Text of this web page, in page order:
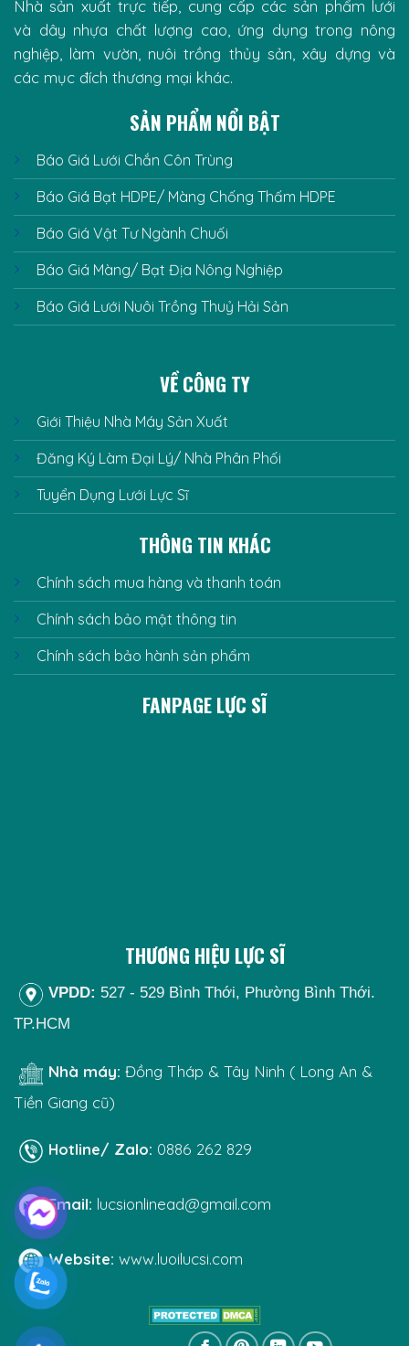
Nhà sản xuất trực tiếp, cung cấp các sản phẩm lưới
và dây nhựa chất lượng cao, ứng dụng trong nông
nghiệp, làm vườn, nuôi trồng thủy sản, xây dựng và
các mục đích thương mại khác.
SẢN PHẨM NỔI BẬT
Báo Giá Lưới Chắn Côn Trùng
Báo Giá Bạt HDPE/ Màng Chống Thấm HDPE
Báo Giá Vật Tư Ngành Chuối
Báo Giá Màng/ Bạt Địa Nông Nghiệp
Báo Giá Lưới Nuôi Trồng Thuỷ Hải Sản
VỀ CÔNG TY
Giới Thiệu Nhà Máy Sản Xuất
Đăng Ký Làm Đại Lý/ Nhà Phân Phối
Tuyển Dụng Lưới Lực Sĩ
THÔNG TIN KHÁC
Chính sách mua hàng và thanh toán
Chính sách bảo mật thông tin
Chính sách bảo hành sản phẩm
FANPAGE LỰC SĨ
THƯƠNG HIỆU LỰC SĨ
VPDD: 527 - 529 Bình Thới, Phường Bình Thới.
TP.HCM
Nhà máy: Đồng Tháp & Tây Ninh ( Long An &
Tiền Giang cũ)
Hotline/ Zalo: 0886 262 829
Email: lucsionlinead@gmail.com
Website: www.luoilucsi.com